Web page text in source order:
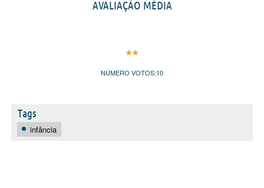
AVALIAÇÃO MÉDIA
NÚMERO VOTOS:10
Tags
infância